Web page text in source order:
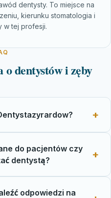
dentysty. To miejsce na
kierunku stomatologia i
w tej profesji.
o dentystów i zęby
do pacjentów czy
dentystą?
odpowiedzi na